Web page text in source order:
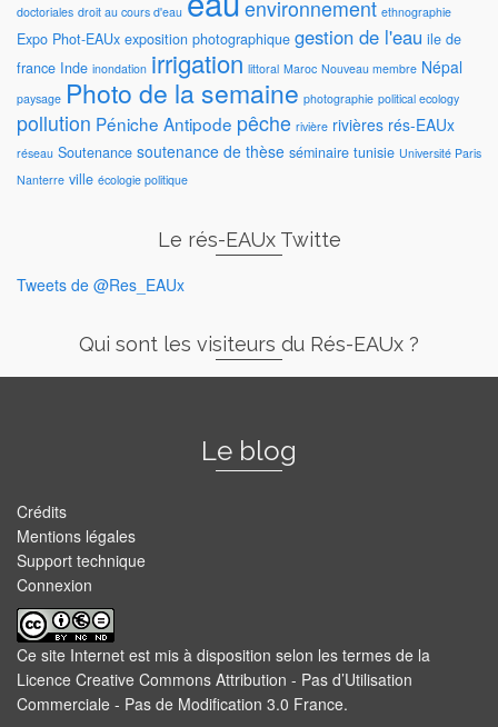
doctoriales droit au cours d'eau environnement ethnographie
Expo Phot-EAUx exposition photographique gestion de l'eau ile de
france Inde inondation irrigation littoral Maroc Nouveau membre Népal
paysage Photo de la semaine photographie political ecology
pollution Péniche Antipode pêche rivière rivières rés-EAUx
réseau Soutenance soutenance de thèse séminaire tunisie Université Paris
Nanterre ville écologie politique
Le rés-EAUx Twitte
Tweets de @Res_EAUx
Qui sont les visiteurs du Rés-EAUx ?
Le blog
Crédits
Mentions légales
Support technique
Connexion
Ce site Internet est mis à disposition selon les termes de la
Licence Creative Commons Attribution - Pas d’Utilisation
Commerciale - Pas de Modification 3.0 France.